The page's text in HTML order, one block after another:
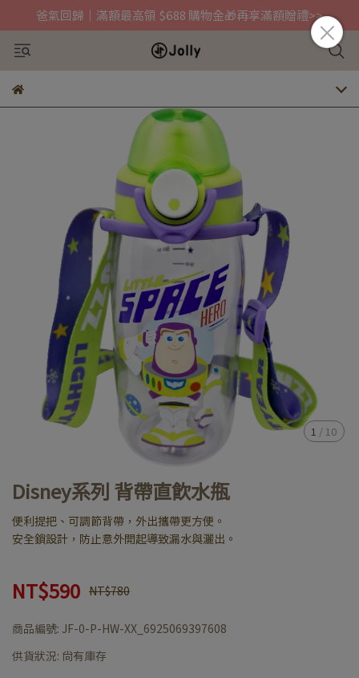
爸氣回歸｜滿額最高領 $688 購物金🎁再享滿額贈禮>>
1 / 10
Disney系列 背帶直飲水瓶
便利提把、可調節背帶，外出攜帶更方便。
安全鎖設計，防止意外開起導致漏水與灑出。
NT$590 NT$780
商品編號: JF-0-P-HW-XX_6925069397608
供貨狀況: 尚有庫存